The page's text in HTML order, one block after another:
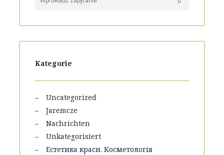
Kategorie
Uncategorized
Jaremcze
Nachrichten
Unkategorisiert
Естетика краси. Косметологія